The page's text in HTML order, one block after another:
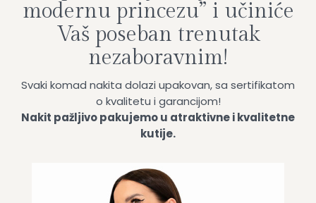
modernu princezu” i učiniće
Vaš poseban trenutak
nezaboravnim!
Svaki komad nakita dolazi upakovan, sa sertifikatom
o kvalitetu i garancijom!
Nakit pažljivo pakujemo u atraktivne i kvalitetne
kutije.